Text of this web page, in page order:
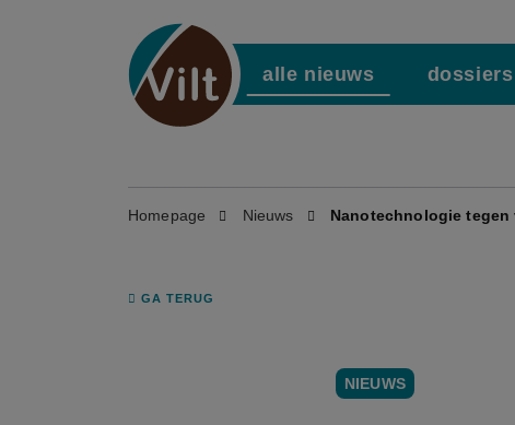
alle nieuws dossiers
Homepage Nieuws Nanotechnologie
GA TERUG
NIEUWS